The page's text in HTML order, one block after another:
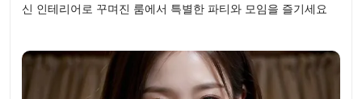
신 인테리어로 꾸며진 룸에서 특별한 파티와 모임을 즐기세요